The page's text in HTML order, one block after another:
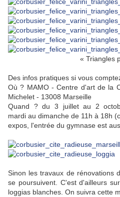
« Triangles
Des infos pratiques si vous
Où ? MAMO - Centre d'art de la
Michelet - 13008 Marseille
Quand ? du 3 juillet au 2
mardi au dimanche de 11h à 18h
expos, l'entrée du gymnase est
Sinon les travaux de rénovations
se poursuivent. C'est d'ailleurs
loggias blanches. On suivra cette